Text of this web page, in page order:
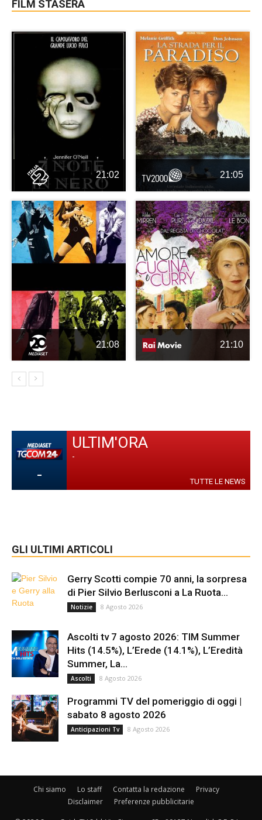
FILM STASERA
21:02 21:05
21:08 21:10
-
ULTIM'ORA
-
TUTTE LE NEWS
GLI ULTIMI ARTICOLI
Gerry Scotti compie 70 anni, la sorpresa
di Pier Silvio Berlusconi a La Ruota...
Notizie 8 Agosto 2026
Ascolti tv 7 agosto 2026: TIM Summer
Hits (14.5%), L’Erede (14.1%), L’Eredità
Summer, La...
Ascolti 8 Agosto 2026
Programmi TV del pomeriggio di oggi |
sabato 8 agosto 2026
Anticipazioni Tv 8 Agosto 2026
Chi siamo Lo staff Contatta la redazione
Privacy
Disclaimer
Preferenze pubblicitarie